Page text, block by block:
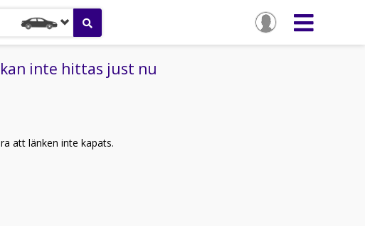
inte hittas just nu
att länken inte kapats.